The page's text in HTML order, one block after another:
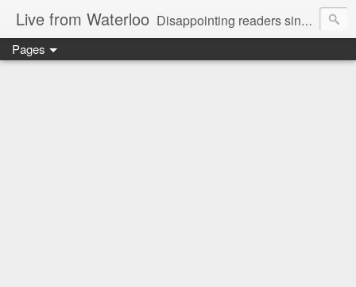
Live from Waterloo Disappointing readers since 2006
Pages